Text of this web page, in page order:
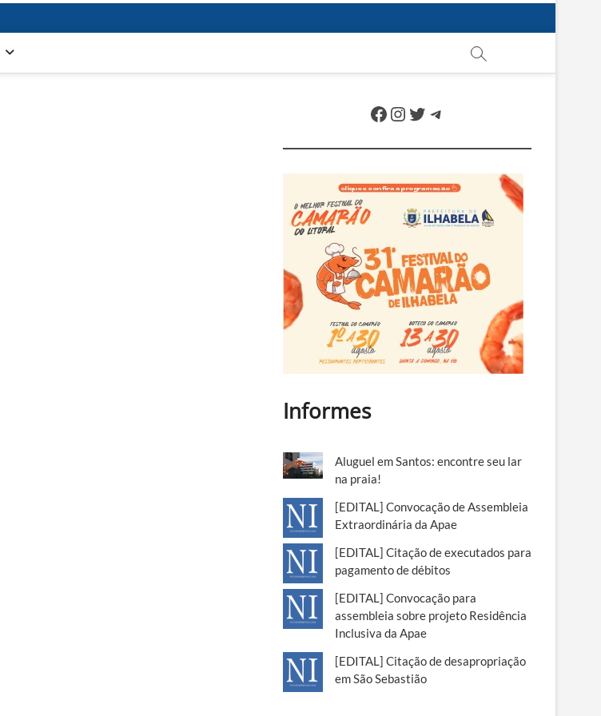
Facebook
Instagram
Twitter
Telegram
Informes
Aluguel em Santos: encontre seu lar
na praia!
[EDITAL] Convocação de Assembleia
Extraordinária da Apae
[EDITAL] Citação de executados para
pagamento de débitos
[EDITAL] Convocação para
assembleia sobre projeto Residência
Inclusiva da Apae
[EDITAL] Citação de desapropriação
em São Sebastião